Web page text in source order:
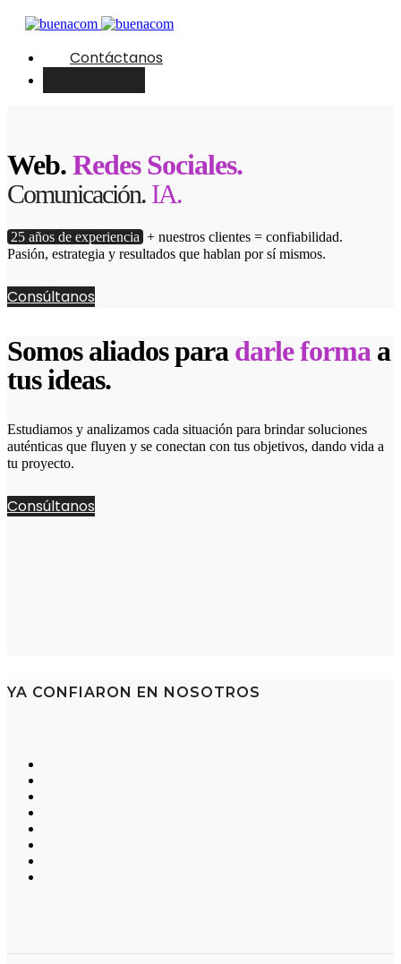
Contáctanos
Web.Redes Sociales.
Comunicación. IA.
25 años de experiencia + nuestros clientes = confiabilidad.
Pasión, estrategia y resultados que hablan por sí mismos.
Consúltanos
Somos aliados para darle forma a
tus ideas.
Estudiamos y analizamos cada situación para brindar soluciones
auténticas que fluyen y se conectan con tus objetivos, dando vida a
tu proyecto.
Consúltanos
YA CONFIARON EN NOSOTROS